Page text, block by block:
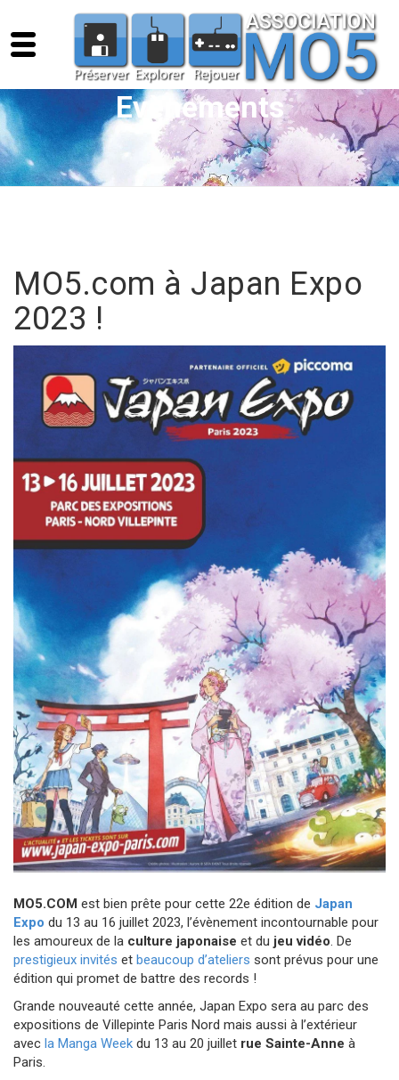
Evènements
MO5.com à Japan Expo
2023 !
MO5.COM est bien prête pour cette 22e édition de Japan
Expo du 13 au 16 juillet 2023, l’évènement incontournable pour
les amoureux de la culture japonaise et du jeu vidéo . De
prestigieux invités et beaucoup d’ateliers sont prévus pour une
édition qui promet de battre des records !
Grande nouveauté cette année, Japan Expo sera au parc des
expositions de Villepinte Paris Nord mais aussi à l’extérieur
avec la Manga Week du 13 au 20 juillet rue Sainte-Anne à
Paris.